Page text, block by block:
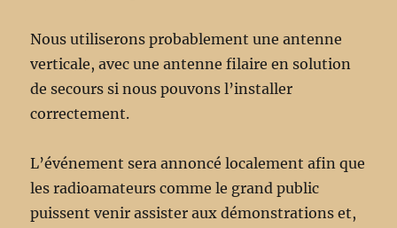
Nous utiliserons probablement une antenne
verticale, avec une antenne filaire en solution
de secours si nous pouvons l’installer
correctement.
L’événement sera annoncé localement afin que
les radioamateurs comme le grand public
puissent venir assister aux démonstrations et,